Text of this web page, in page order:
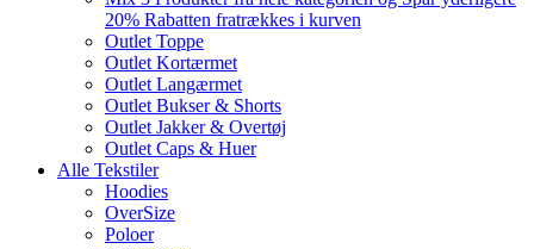
20% Rabatten fratrækkes i kurven
Outlet Toppe
Outlet Kortærmet
Outlet Langærmet
Outlet Bukser & Shorts
Outlet Jakker & Overtøj
Outlet Caps & Huer
Alle Tekstiler
Hoodies
OverSize
Poloer